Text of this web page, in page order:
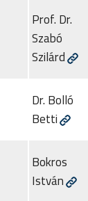
Prof. Dr.
Szabó
Szilárd
Dr. Bolló
Betti
Bokros
István